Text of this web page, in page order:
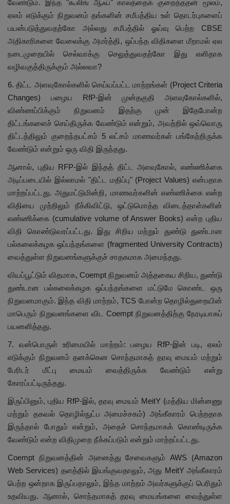
வேண்டும். இந்த "கூலிங் ஆஃப்" காலத்தைக் குறைத்ததன் மூலம்,
ஏலம் எடுக்கும் நிறுவனம் தங்களின் சமீபத்திய உள் தொடர்புகளைப்
பயன்படுத்துவதற்கோ அல்லது சமீபத்தில் ஓய்வு பெற்ற CBSE
அதிகாரிகளை வேலைக்கு அமர்த்தி, ஒப்பந்த விதிகளை மீறாமல் ஏல
நடைமுறையில் செல்வாக்கு செலுத்துவதற்கோ இது எளிதாக
வழிவகுத்திருக்கும் அல்லவா?
6. திட்ட அளவுகோல்களில் செய்யப்பட்ட மாற்றங்கள் (Project Criteria
Changes) பழைய RfP-இன் முன்தகுதி அளவுகோல்களில்,
விண்ணப்பிக்கும் நிறுவனம் இதற்கு முன் இதேபோன்ற
திட்டங்களைச் செய்திருக்க வேண்டும் என்றும், அவற்றில் ஒவ்வொரு
திட்டத்திலும் குறைந்தபட்சம் 5 லட்சம் மாணவர்கள் பங்கேற்றிருக்க
வேண்டும் என்றும் ஒரு விதி இருந்தது.
ஆனால், புதிய RFP-இல் இந்தத் திட்ட அளவுகோல், எண்ணிக்கை
அடிப்படையில் இல்லாமல் "திட்ட மதிப்பு" (Project Values) என்பதாக
மாற்றப்பட்டது. அதுமட்டுமின்றி, மாணவர்களின் எண்ணிக்கை என்ற
விதியை முற்றிலும் நீக்கிவிட்டு, ஒட்டுமொத்த விடைத்தாள்களின்
எண்ணிக்கை (cumulative volume of Answer Books) என்ற புதிய
விதி கொண்டுவரப்பட்டது. இது சிறிய மற்றும் துண்டு துண்டான
பல்கலைக்கழக ஒப்பந்தங்களை (fragmented University Contracts)
வைத்துள்ள நிறுவனங்களுக்குச் சாதகமாக அமைந்தது.
வியப்பூட்டும் விதமாக, Coempt நிறுவனம் அத்தகைய சிறிய, துண்டு
துண்டான பல்கலைக்கழக ஒப்பந்தங்களை மட்டுமே கொண்ட ஒரு
நிறுவனமாகும். இந்த விதி மாற்றம், TCS போன்ற தொழில்துறையின்
மாபெரும் நிறுவனங்களை விட Coempt நிறுவனத்திற்கு நேரடியாகப்
பயனளித்தது.
7. வன்பொருள் உரிமையில் மாற்றம்: பழைய RfP-இன் படி, ஏலம்
எடுக்கும் நிறுவனம் தனக்கென சொந்தமாகத் தரவு மையம் மற்றும்
பேரிடர் மீட்பு மையம் வைத்திருக்க வேண்டும் என்று
கோரப்பட்டிருந்தது.
இருப்பினும், புதிய RfP-இல், தரவு மையம் MeitY (மத்திய மின்னணு
மற்றும் தகவல் தொழில்நுட்ப அமைச்சகம்) அங்கீகாரம் பெற்றதாக
இருந்தால் போதும் என்றும், அதைச் சொந்தமாகக் கொண்டிருக்க
வேண்டும் என்ற விதிமுறை நீக்கப்படும் என்றும் மாற்றப்பட்டது.
Coempt நிறுவனத்தின் அனைத்து சேவைகளும் AWS (Amazon
Web Services) தளத்தில் இயங்குவதாலும், அது MeitY அங்கீகாரம்
பெற்ற ஒன்றாக இருப்பதாலும், இந்த மாற்றம் அவர்களுக்குப் பெரிதும்
உதவியது. ஆனால், சொந்தமாகத் தரவு மையங்களை வைத்துள்ள